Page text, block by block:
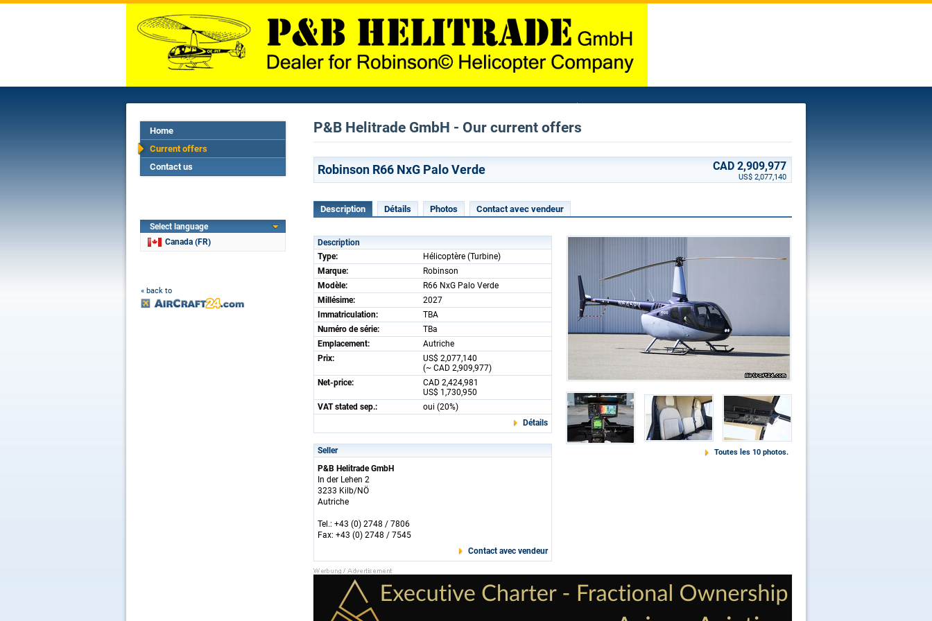
Home
Current offers
Contact us
Select language
Canada (FR)
« back to
P&B Helitrade GmbH - Our current offers
Robinson R66 NxG Palo Verde CAD 2,909,977
US$ 2,077,140
Description Détails Photos Contact avec vendeur
Description
Type:
Hélicoptère (Turbine)
Marque:
Robinson
Modèle:
R66 NxG Palo Verde
Millésime:
2027
Immatriculation:
TBA
Numéro de série:
TBa
Emplacement:
Autriche
Prix:
US$ 2,077,140
(~ CAD 2,909,977)
Net-price:
CAD 2,424,981
US$ 1,730,950
VAT stated sep.:
oui (20%)
Détails
Seller
P&B Helitrade GmbH
In der Lehen 2
3233 Kilb/NÖ
Autriche
Tel.: +43 (0) 2748 / 7806
Fax: +43 (0) 2748 / 7545
Contact avec vendeur
Toutes les 10 photos.